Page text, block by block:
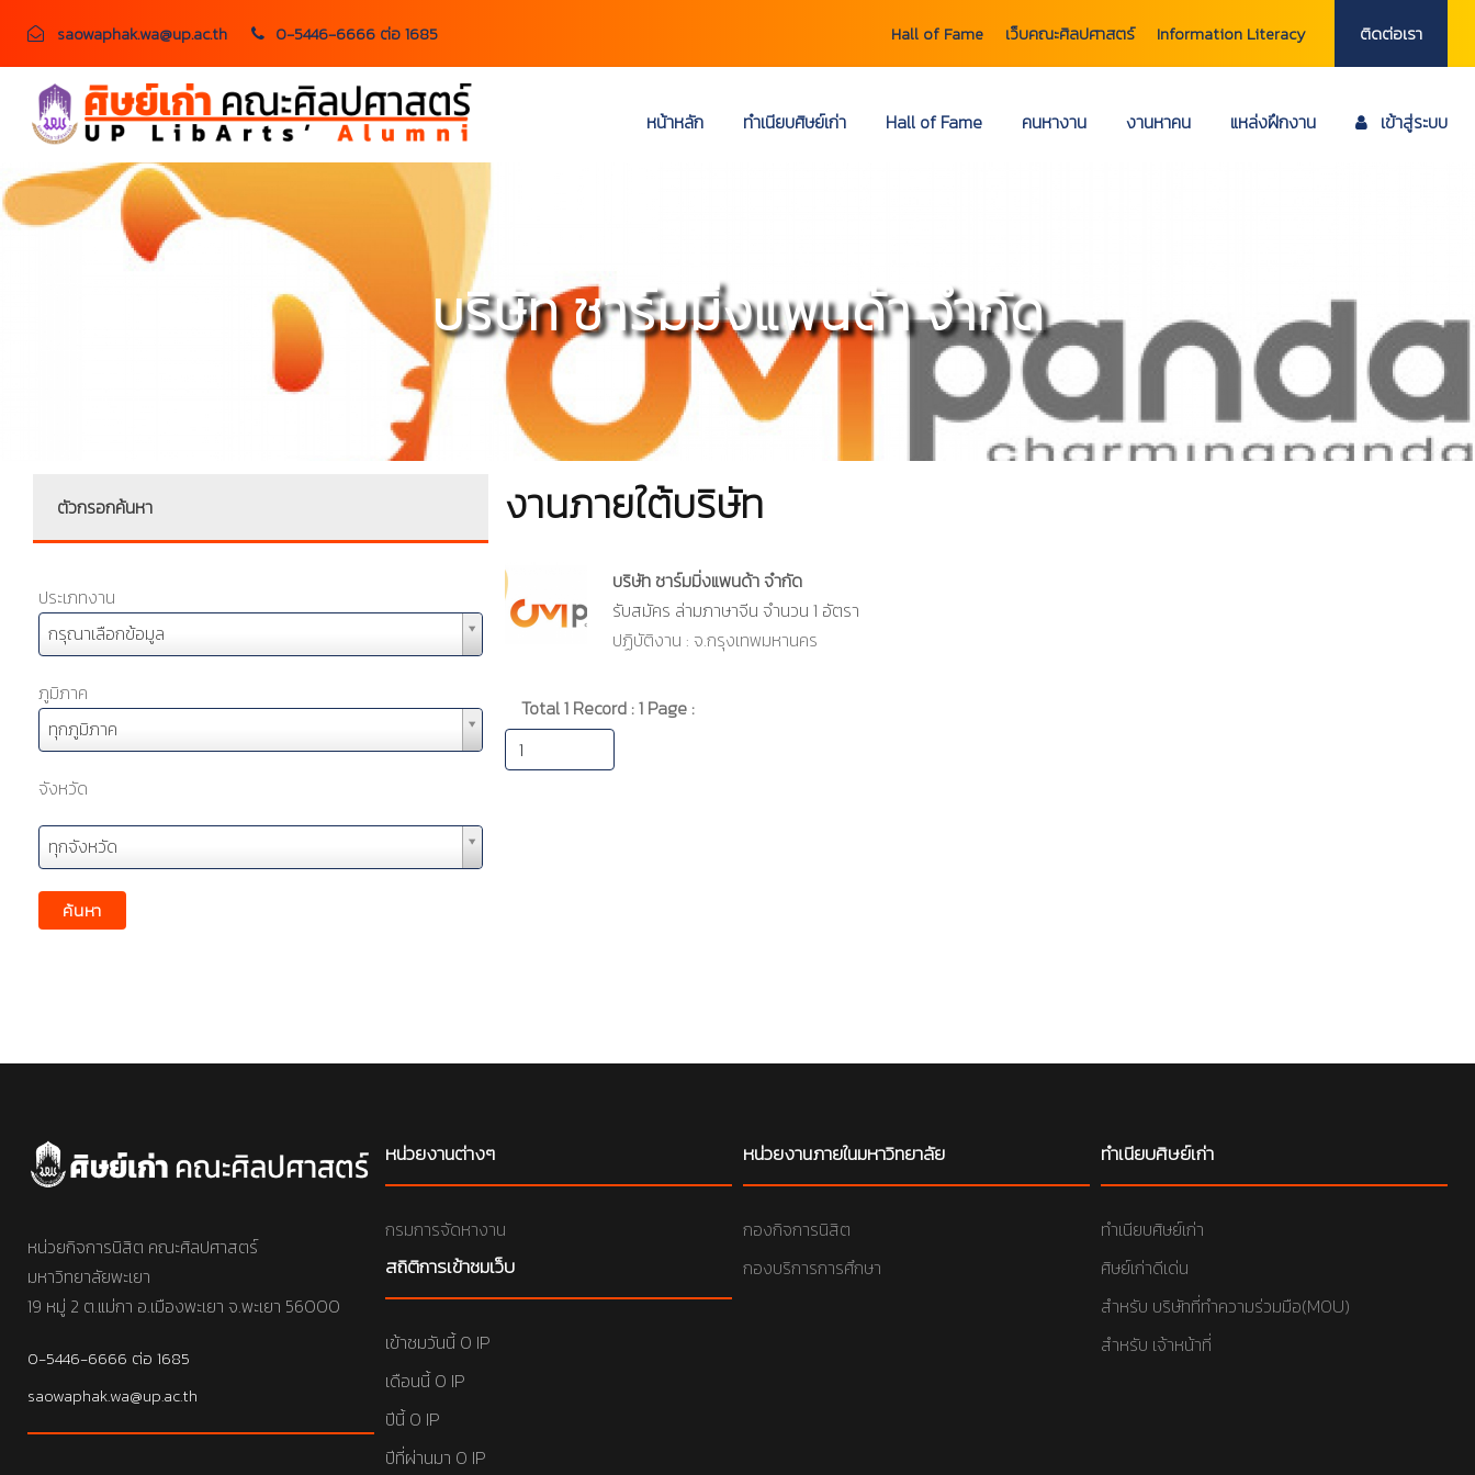
saowaphak.wa@up.ac.th 0-5446-6666 ต่อ 1685 Hall of Fame เว็บคณะศิลปศาสตร์ Information Literacy ติดต่อเรา
หน้าหลัก ทำเนียบศิษย์เก่า Hall of Fame คนหางาน งานหาคน แหล่งฝึกงาน เข้าสู่ระบบ
บริษัท ชาร์มมิ่งแพนด้า จำกัด
ตัวกรอกค้นหา
ประเภทงาน
กรุณาเลือกข้อมูล
ภูมิภาค
ทุกภูมิภาค
จังหวัด
ทุกจังหวัด
งานภายใต้บริษัท
บริษัท ชาร์มมิ่งแพนด้า จำกัด
รับสมัคร ล่ามภาษาจีน จำนวน 1 อัตรา
ปฏิบัติงาน : จ.กรุงเทพมหานคร
Total 1 Record : 1 Page :
หน่วยกิจการนิสิต คณะศิลปศาสตร์
มหาวิทยาลัยพะเยา
19 หมู่ 2 ต.แม่กา อ.เมืองพะเยา จ.พะเยา 56000
0-5446-6666 ต่อ 1685
saowaphak.wa@up.ac.th
หน่วยงานต่างๆ
กรมการจัดหางาน
สถิติการเข้าชมเว็บ
เข้าชมวันนี้ 0 IP
เดือนนี้ 0 IP
ปีนี้ 0 IP
ปีที่ผ่านมา 0 IP
หน่วยงานภายในมหาวิทยาลัย
กองกิจการนิสิต
กองบริการการศึกษา
ทำเนียบศิษย์เก่า
ทำเนียบศิษย์เก่า
ศิษย์เก่าดีเด่น
สำหรับ บริษัทที่ทำความร่วมมือ(MOU)
สำหรับ เจ้าหน้าที่